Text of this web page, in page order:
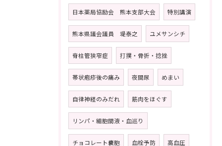
日本薬局協励会 熊本支部大会 特別講演
熊本県議会議員 堤泰之 ユメサンシチ
脊柱管狭窄症 打撲・骨折・捻挫
帯状疱疹後の痛み 夜間尿 めまい
自律神経のみだれ 筋肉をほぐす
リンパ・細胞間液・血巡り
チョコレート嚢胞 血栓予防 高血圧